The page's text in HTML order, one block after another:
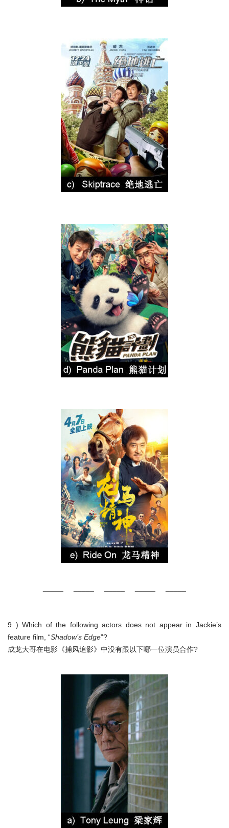
9 ) Which of the following actors does not appear in Jackie’s
feature film, “Shadow’s Edge”?
成龙大哥在电影《捕风追影》中没有跟以下哪一位演员合作?